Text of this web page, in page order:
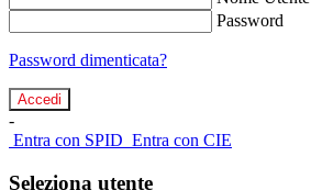
Password
Password dimenticata?
-
Entra con SPID Entra con CIE
Seleziona utente